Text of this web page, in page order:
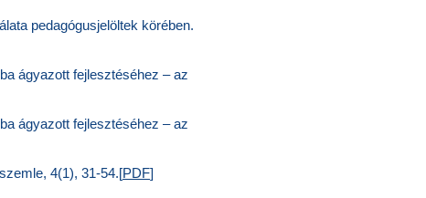
pedagógusjelöltek körében.
ágyazott fejlesztéséhez – az
ágyazott fejlesztéséhez – az
4(1), 31-54.[PDF]